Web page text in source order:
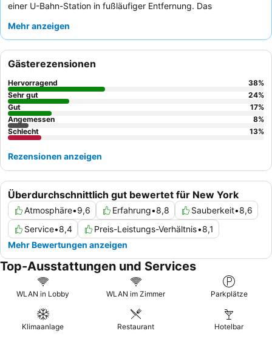
einer U-Bahn-Station in fußläufiger Entfernung. Das
geräumigen Zimmer
belebten Umgebung bieten. Die Gäste loben durchweg das
außergewöhnliche Personal und den Service
die praktischen gastronomischen Angebote vor Ort, darunter
eine Bar und ein Café mit bemerkenswerten
Frühstücksoptionen. Für ein wirklich gehobenes Erlebnis sollten
Sie ein Zimmer in einer höheren Etage buchen, um
atemberaubende Ausblicke auf die Stadt
Mehr anzeigen
Überdurchschnittlich gut bewertet für New York
Atmosphäre•9,6 Erfahrung•8,8 Sauberkeit•8,6
Service•8,4 Preis-Leistungs-Verhältnis•8,1
Mehr Bewertungen anzeigen
Gästerezensionen
Hervorragend 38%
Sehr gut
24%
Gut
17%
Angemessen
8%
Schlecht
13%
Rezensionen anzeigen
Top-Ausstattungen und Services
WLAN in Lobby WLAN im Zimmer Parkplätze
Klimaanlage Restaurant Hotelbar